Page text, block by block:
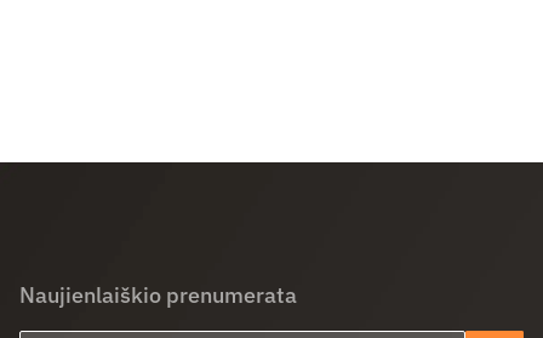
Naujienlaiškio prenumerata